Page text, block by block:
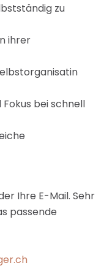
zu
ihrer
bei schnell
Ihre E-Mail. Sehr
passende